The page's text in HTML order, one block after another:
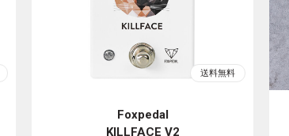
Foxpedal
KILLFACE V2